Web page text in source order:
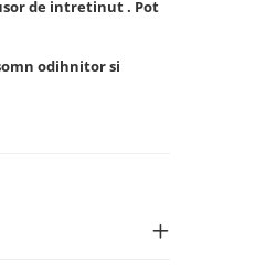
de intretinut . Pot
odihnitor si